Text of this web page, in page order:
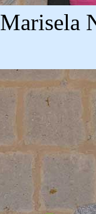
Marisela